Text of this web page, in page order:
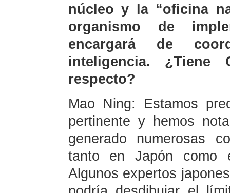
núcleo y la “oficina
organismo de
encargará de
inteligencia. ¿Tiene
respecto?
Mao Ning: Estamos
pertinente y hemos
generado numerosas
tanto en Japón como
Algunos expertos